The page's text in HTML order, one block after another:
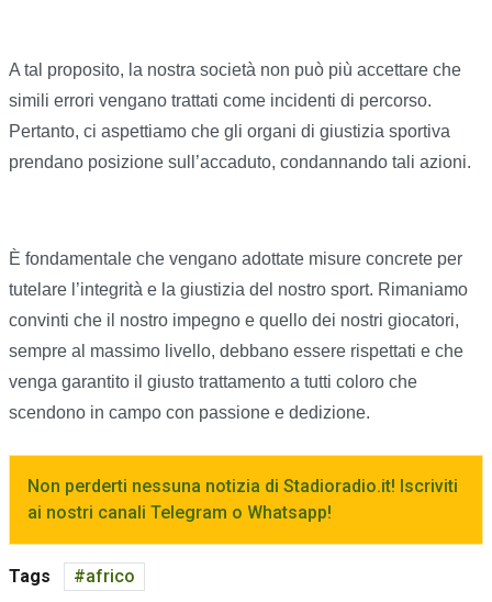
A tal proposito, la nostra società non può più accettare che
simili errori vengano trattati come incidenti di percorso.
Pertanto, ci aspettiamo che gli organi di giustizia sportiva
prendano posizione sull’accaduto, condannando tali azioni.
È fondamentale che vengano adottate misure concrete per
tutelare l’integrità e la giustizia del nostro sport. Rimaniamo
convinti che il nostro impegno e quello dei nostri giocatori,
sempre al massimo livello, debbano essere rispettati e che
venga garantito il giusto trattamento a tutti coloro che
scendono in campo con passione e dedizione.
Non perderti nessuna notizia di Stadioradio.it! Iscriviti
ai nostri canali Telegram o Whatsapp!
Tags africo